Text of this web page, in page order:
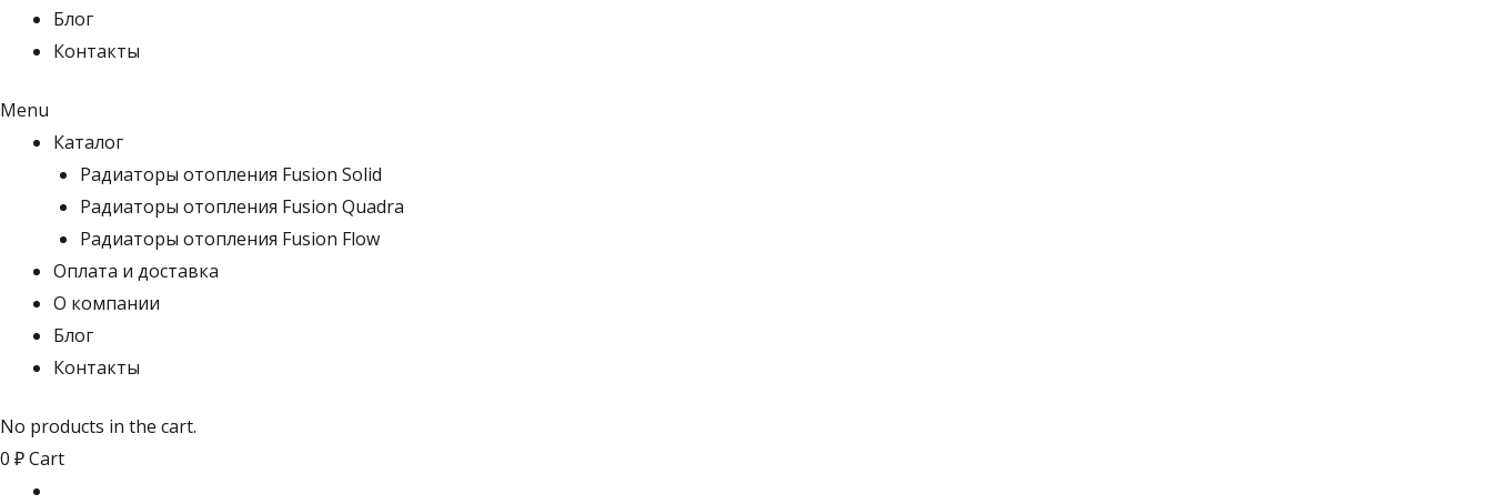
Блог
Контакты
Menu
Каталог
Радиаторы отопления Fusion Solid
Радиаторы отопления Fusion Quadra
Радиаторы отопления Fusion Flow
Оплата и доставка
О компании
Блог
Контакты
No products in the cart.
0 ₽Cart